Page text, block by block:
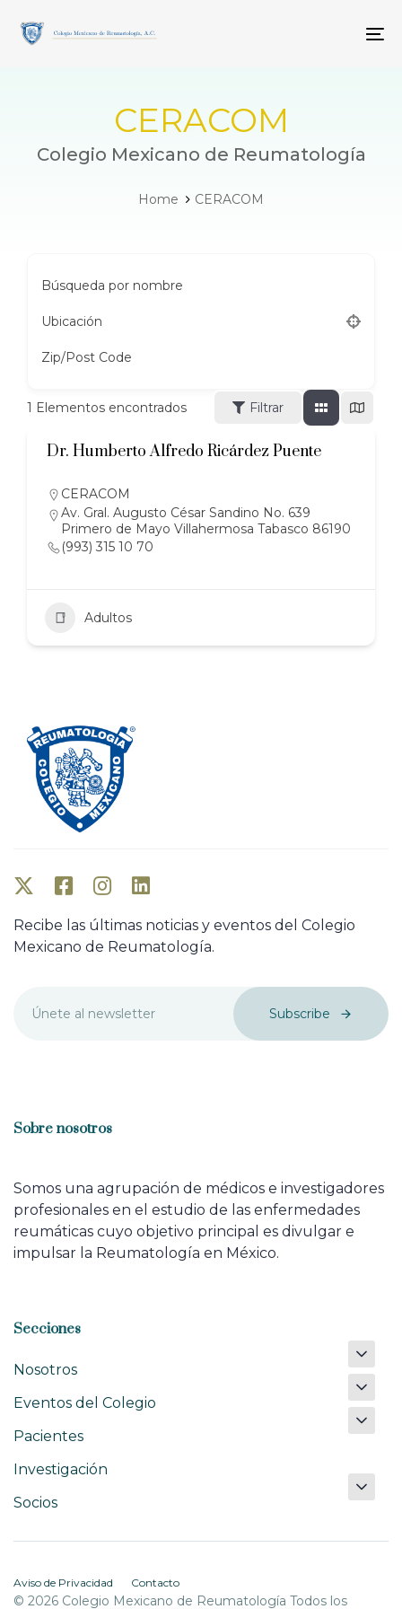
links
primary
CERACOM
Colegio Mexicano de Reumatología
Home CERACOM
Búsqueda por nombre
Ubicación
Zip/Post Code
1 Elementos encontrados Filtrar
Dr. Humberto Alfredo Ricárdez Puente
CERACOM
Av. Gral. Augusto César Sandino No. 639
Primero de Mayo Villahermosa Tabasco 86190
(993) 315 10 70
Adultos
Recibe las últimas noticias y eventos del Colegio
Mexicano de Reumatología.
Subscribe
Sobre nosotros
Somos una agrupación de médicos e investigadores
profesionales en el estudio de las enfermedades
reumáticas cuyo objetivo principal es divulgar e
impulsar la Reumatología en México.
Secciones
Nosotros
Eventos del Colegio
Pacientes
Investigación
Socios
Aviso de Privacidad Contacto
© 2026 Colegio Mexicano de Reumatología Todos los